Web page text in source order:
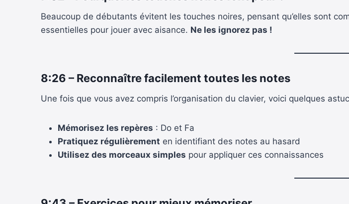
Beaucoup de débutants évitent les touches noires, pensant qu’elles sont
essentielles pour jouer avec aisance. Ne les ignorez pas !
8:26 – Reconnaître facilement toutes les notes
Une fois que vous avez compris l’organisation du clavier, voici quelques
Mémorisez les repères : Do et Fa
Pratiquez régulièrement en identifiant des notes au hasard
Utilisez des morceaux simples pour appliquer ces connaissances